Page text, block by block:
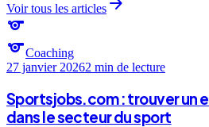
Voir tous les articles
sports
sportsCoaching
27 janvier 20262 min de lecture
Sportsjobs.com : trouver un
dans le secteur du sport